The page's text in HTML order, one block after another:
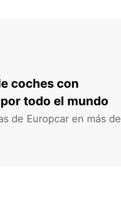
coches con
todo el mundo
de Europcar en más de